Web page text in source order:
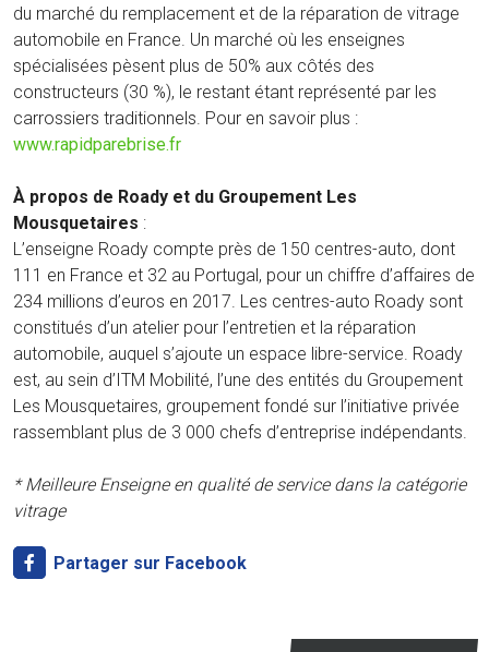
du marché du remplacement et de la réparation de vitrage
automobile en France. Un marché où les enseignes
spécialisées pèsent plus de 50% aux côtés des
constructeurs (30 %), le restant étant représenté par les
carrossiers traditionnels. Pour en savoir plus :
www.rapidparebrise.fr
À propos de Roady et du Groupement Les
Mousquetaires :
L’enseigne Roady compte près de 150 centres-auto, dont
111 en France et 32 au Portugal, pour un chiffre d’affaires de
234 millions d’euros en 2017. Les centres-auto Roady sont
constitués d’un atelier pour l’entretien et la réparation
automobile, auquel s’ajoute un espace libre-service. Roady
est, au sein d’ITM Mobilité, l’une des entités du Groupement
Les Mousquetaires, groupement fondé sur l’initiative privée
rassemblant plus de 3 000 chefs d’entreprise indépendants.
* Meilleure Enseigne en qualité de service dans la catégorie
vitrage
Partager sur Facebook